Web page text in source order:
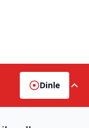
Dinle